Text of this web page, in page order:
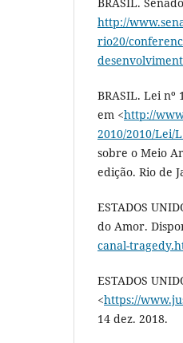
http://
rio20/
BRASIL. Lei nº
em <http://
2010/2010/Lei/
sobre o Meio
edição. Rio de
ESTADOS
do Amor.
canal-
ESTADOS
<https://
14 dez. 2018.